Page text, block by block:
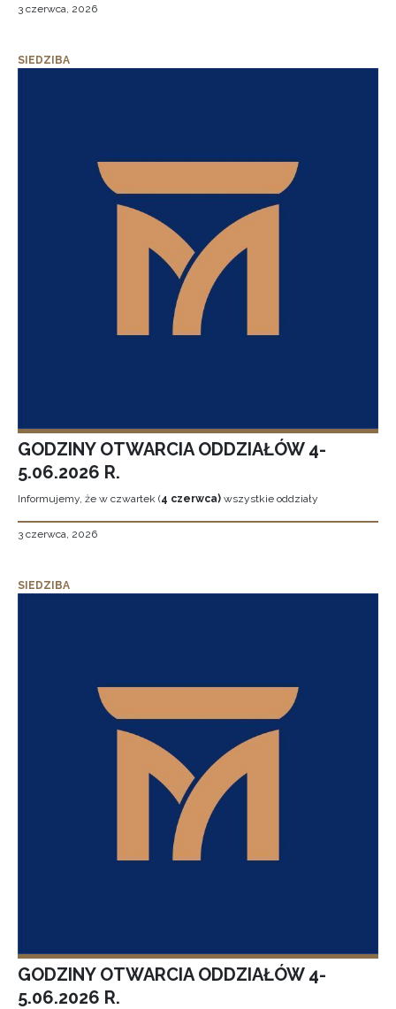
3 czerwca, 2026
SIEDZIBA
GODZINY OTWARCIA ODDZIAŁÓW 4-
5.06.2026 R.
Informujemy, że w czwartek (4 czerwca) wszystkie oddziały
3 czerwca, 2026
SIEDZIBA
GODZINY OTWARCIA ODDZIAŁÓW 4-
5.06.2026 R.